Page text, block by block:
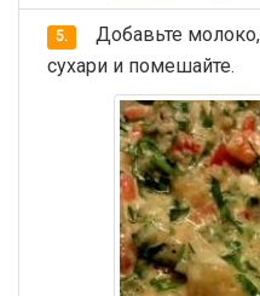
5.
Добавьте
сухари и помешайте.